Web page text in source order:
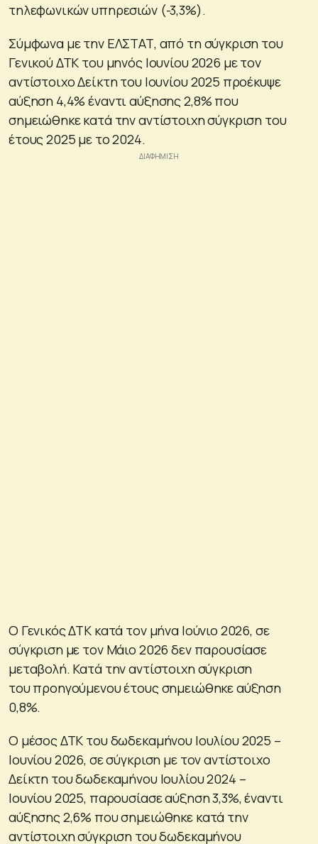
τηλεφωνικών υπηρεσιών (-3,3%).
Σύμφωνα με την ΕΛΣΤΑΤ, από τη σύγκριση του
Γενικού ΔΤΚ του μηνός Ιουνίου 2026 με τον
αντίστοιχο Δείκτη του Ιουνίου 2025 προέκυψε
αύξηση 4,4% έναντι αύξησης 2,8% που
σημειώθηκε κατά την αντίστοιχη σύγκριση του
έτους 2025 με το 2024.
Ο Γενικός ΔΤΚ κατά τον μήνα Ιούνιο 2026, σε
σύγκριση με τον Μάιο 2026 δεν παρουσίασε
μεταβολή. Κατά την αντίστοιχη σύγκριση
του προηγούμενου έτους σημειώθηκε αύξηση
0,8%.
Ο μέσος ΔΤΚ του δωδεκαμήνου Ιουλίου 2025 –
Ιουνίου 2026, σε σύγκριση με τον αντίστοιχο
Δείκτη του δωδεκαμήνου Ιουλίου 2024 –
Ιουνίου 2025, παρουσίασε αύξηση 3,3%, έναντι
αύξησης 2,6% που σημειώθηκε κατά την
αντίστοιχη σύγκριση του δωδεκαμήνου